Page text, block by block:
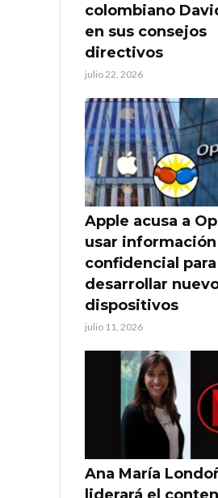
colombiano
en sus consejos
directivos
julio 22, 2026
Apple acusa a
usar información
confidencial para
desarrollar
dispositivos
julio 11, 2026
Ana María
liderará el